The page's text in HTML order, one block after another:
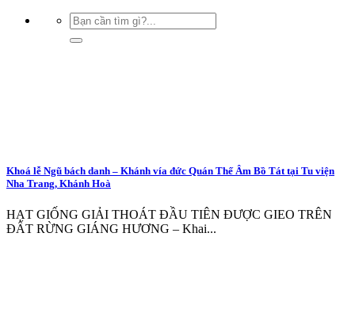
Khoá lễ Ngũ bách danh – Khánh vía đức Quán Thế Âm Bồ Tát tại Tu viện
Nha Trang, Khánh Hoà
HẠT GIỐNG GIẢI THOÁT ĐẦU TIÊN ĐƯỢC GIEO TRÊN
ĐẤT RỪNG GIÁNG HƯƠNG – Khai...